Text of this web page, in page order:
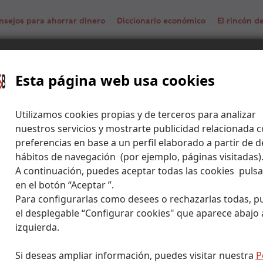
Esta página web usa cookies
Utilizamos cookies propias y de terceros para analizar
nuestros servicios y mostrarte publicidad relacionada
preferencias en base a un perfil elaborado a partir de
hábitos de navegación (por ejemplo, páginas visitadas).
A continuación, puedes aceptar todas las cookies
en el botón “Aceptar ”.
Para configurarlas como desees o rechazarlas todas,
el desplegable “Configurar cookies" que aparece abajo
izquierda.
Si deseas ampliar información, puedes visitar nuestra
para ahorrar dinero Diccionario económico El rincón